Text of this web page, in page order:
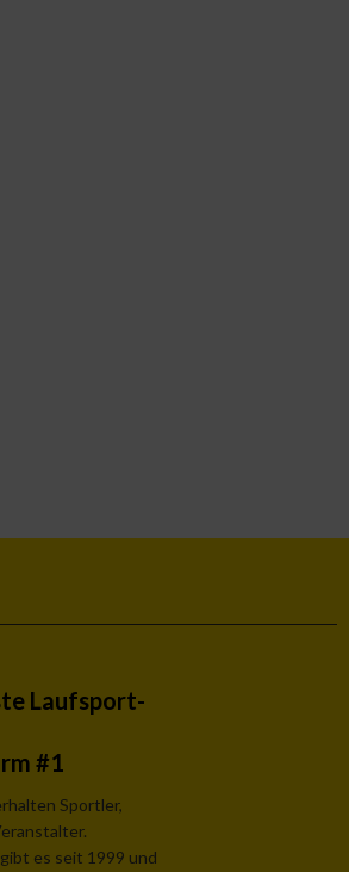
Laufsport-
#1
Sportler,
es seit 1999 und